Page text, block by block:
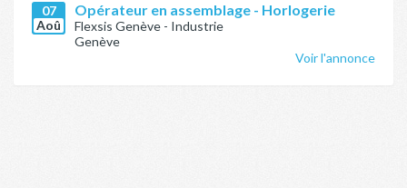
07
Aoû
Opérateur en assemblage - Horlogerie
Flexsis Genève - Industrie
Genève
Voir l'annonce